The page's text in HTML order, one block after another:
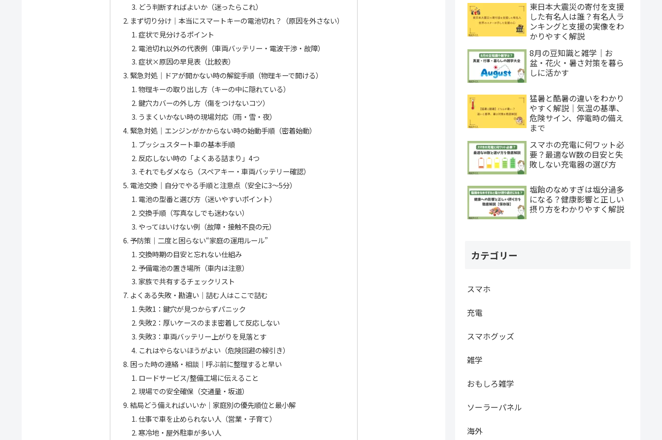
どう判断すればよいか（迷ったらこれ）
まず切り分け｜本当にスマートキーの電池切れ？（原因を外さない）
症状で見分けるポイント
電池切れ以外の代表例（車両バッテリー・電波干渉・故障）
症状×原因の早見表（比較表）
緊急対処｜ドアが開かない時の解錠手順（物理キーで開ける）
物理キーの取り出し方（キーの中に隠れている）
鍵穴カバーの外し方（傷をつけないコツ）
うまくいかない時の現場対応（雨・雪・夜）
緊急対処｜エンジンがかからない時の始動手順（密着始動）
プッシュスタート車の基本手順
反応しない時の「よくある詰まり」4つ
それでもダメなら（スペアキー・車両バッテリー確認）
電池交換｜自分でやる手順と注意点（安全に3〜5分）
電池の型番と選び方（迷いやすいポイント）
交換手順（写真なしでも迷わない）
やってはいけない例（故障・接触不良の元）
予防策｜二度と困らない“家庭の運用ルール”
交換時期の目安と忘れない仕組み
予備電池の置き場所（車内は注意）
家族で共有するチェックリスト
よくある失敗・勘違い｜詰む人はここで詰む
失敗1：鍵穴が見つからずパニック
失敗2：厚いケースのまま密着して反応しない
失敗3：車両バッテリー上がりを見落とす
これはやらないほうがよい（危険回避の線引き）
困った時の連絡・相談｜呼ぶ前に整理すると早い
ロードサービス/整備工場に伝えること
現場での安全確保（交通量・坂道）
結局どう備えればいいか｜家庭別の優先順位と最小解
仕事で車を止められない人（営業・子育て）
寒冷地・屋外駐車が多い人
東日本大震災の寄付を支援
した有名人は誰？有名人ラ
ンキングと支援の実像をわ
かりやすく解説
8月の豆知識と雑学｜お
盆・花火・暑さ対策を暮ら
しに活かす
猛暑と酷暑の違いをわかり
やすく解説｜気温の基準、
危険サイン、停電時の備え
まで
スマホの充電に何ワット必
要？最適なW数の目安と失
敗しない充電器の選び方
塩飴のなめすぎは塩分過多
になる？健康影響と正しい
摂り方をわかりやすく解説
カテゴリー
スマホ
充電
スマホグッズ
雑学
おもしろ雑学
ソーラーパネル
海外